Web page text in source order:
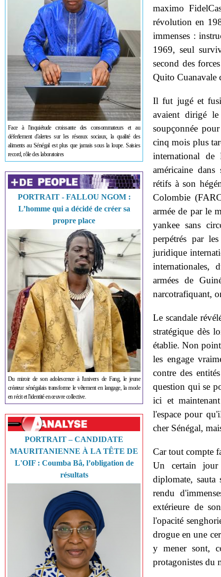
Face à l'inquiétude croissante des consommateurs et au
déferlement d'alertes sur les réseaux sociaux, la qualité des
aliments au Sénégal est plus que jamais sous la loupe. Saisies
record, rôle des laboratoires
PORTRAIT - FALLOU NGOM :
L’homme qui a décidé de créer sa
propre place
Du miroir de son adolescence à l'univers de Fang, le jeune
créateur sénégalais transforme le vêtement en langage, la mode
en récit et l'identité en œuvre collective.
PORTRAIT – CANDIDATE
MAURITANIENNE À LA TÊTE DE
L'OIF : Coumba Bâ, l’obligation de
résultats
maximo
révolution en
immenses :
1969, seul
second des
Quito Cuanavale
Il fut jugé et
avaient dirigé
soupçonnée
cinq mois plus
international de
américaine
rétifs à son
Colombie
armée de par le
yankee sans
perpétrés par
juridique
internationales,
armées de
narcotrafiquant,
Le scandale
stratégique dès
établie. Non
les engage
contre des
question qui se
ici et
l'espace pour
cher Sénégal,
Car tout compte
Un certain jour
diplomate,
rendu
extérieure de
l'opacité
drogue en une
y mener sont,
protagonistes du